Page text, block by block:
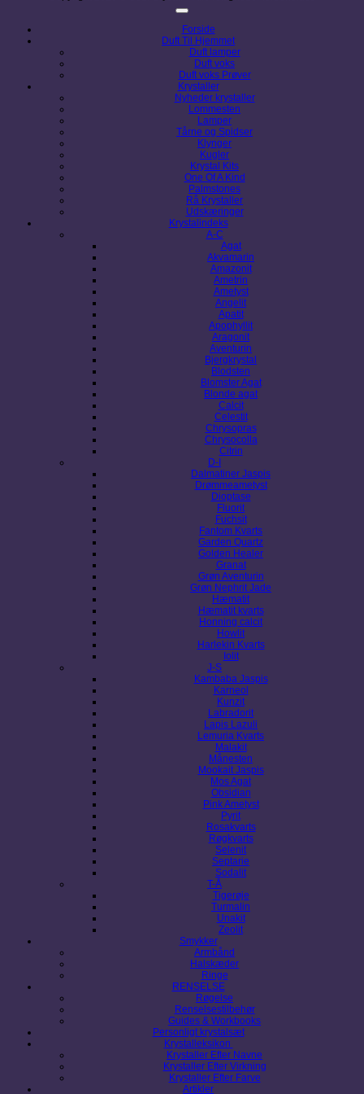
Forside
Duft Til Hjemmet
Duft lamper
Duft voks
Duft voks Prøver
Krystaller
Nyheder krystaller
Lommesten
Lamper
Tårne og Spidser
Klynger
Kugler
Krystal Kits
One Of A Kind
Palmstones
Rå Krystaller
Udskæringer
Krystalindeks
A-C
Agat
Akvamarin
Amazonit
Ametrin
Ametyst
Angelit
Apatit
Apophyllit
Aragonit
Aventurin
Bjergkrystal
Blodsten
Blomster Agat
Blonde agat
Calcit
Celestit
Chrysopras
Chrysocolla
Citrin
D-I
Dalmatiner Jaspis
Drømmeametyst
Dioptase
Fluorit
Fuchsit
Fantom Kvarts
Garden Quartz
Golden Healer
Granat
Grøn Aventurin
Grøn Nephrit Jade
Hæmatit
Hæmatit kvarts
Honning calcit
Howlit
Harlekin Kvarts
Iolit
J-S
Kambaba Jaspis
Karneol
Kunzit
Labradorit
Lapis Lazuli
Lemuria Kvarts
Malakit
Månesten
Mookait Jaspis
Mos Agat
Obsidian
Pink Ametyst
Pyrit
Rosakvarts
Røgkvarts
Selenit
Septarie
Sodalit
T-Å
Tigerøje
Turmalin
Unakit
Zeolit
Smykker
Armbånd
Halskæder
Ringe
RENSELSE
Røgelse
Renselsestilbehør
Guides & Workbooks
Personligt krystalsæt
Krystalleksikon
Krystaller Efter Navne
Krystaller Efter Virkning
Krystaller Efter Farve
Artikler